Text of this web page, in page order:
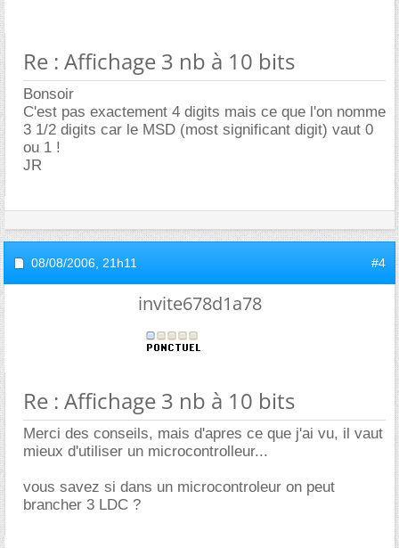
Re : Affichage 3 nb à 10 bits
Bonsoir
C'est pas exactement 4 digits mais ce que l'on nomme
3 1/2 digits car le MSD (most significant digit) vaut 0
ou 1 !
JR
08/08/2006, 21h11 #4
invite678d1a78
Re : Affichage 3 nb à 10 bits
Merci des conseils, mais d'apres ce que j'ai vu, il vaut
mieux d'utiliser un microcontrolleur...
vous savez si dans un microcontroleur on peut
brancher 3 LDC ?